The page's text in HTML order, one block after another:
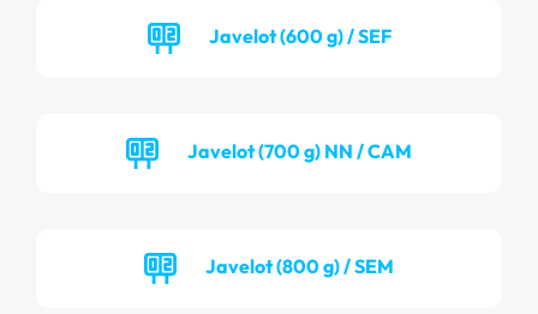
Javelot (600 g) / SEF
Javelot (700 g) NN / CAM
Javelot (800 g) / SEM